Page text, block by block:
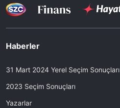
Haberler
31 Mart 2024 Yerel Seçim Sonuçları
2023 Seçim Sonuçları
Yazarlar